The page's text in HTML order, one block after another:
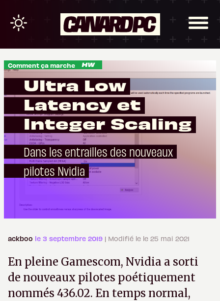
Comment ça marche
Ultra Low
Latency et
Integer Scaling
Dans les entrailles des nouveaux
pilotes Nvidia
ackboo le 3 septembre 2019 | Modifié le le 25 mai 2021
En pleine Gamescom, Nvidia a sorti
de nouveaux pilotes poétiquement
nommés 436.02. En temps normal,